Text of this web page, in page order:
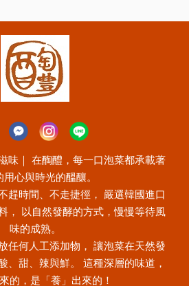
味｜ 在醄醴，每一口泡菜都承載著
用心與時光的醞釀。
趕時間、不走捷徑， 嚴選韓國進口
， 以自然發酵的方式，慢慢等待風
味的成熟。
任何人工添加物， 讓泡菜在天然發
、甜、辣與鮮。 這種深層的味道，
的，是「養」出來的！